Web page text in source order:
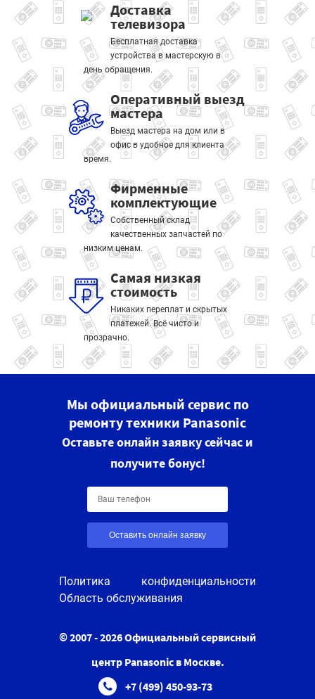
Доставка
телевизора
Бесплатная доставка
устройства в мастерскую в
день обращения.
Оперативный выезд
мастера
Выезд мастера на дом или в
офис в удобное для клиента
время.
Фирменные
комплектующие
Собственный склад
качественных запчастей по
низким ценам.
Самая низкая
стоимость
Никаких переплат и скрытых
платежей. Всё чисто и
прозрачно.
Мы официальный сервис по
ремонту техники Panasonic
Оставьте онлайн заявку сейчас и
получите бонус!
Оставить онлайн заявку
Политика конфиденциальности
Область обслуживания
© 2007 - 2026 Официальный сервисный
центр Panasonic в Москве.
+7 (499) 450-93-73